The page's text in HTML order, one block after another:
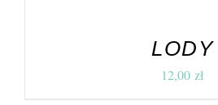
LODY
12,00 zł